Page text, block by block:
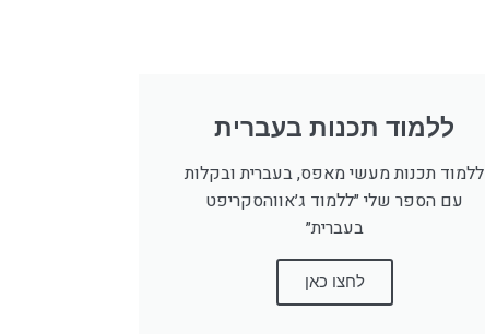
ללמוד תכנות בעברית
ללמוד תכנות מעשי מאפס, בעברית ובקלות
עם הספר שלי ״ללמוד ג׳אווהסקריפט
בעברית״
לחצו כאן